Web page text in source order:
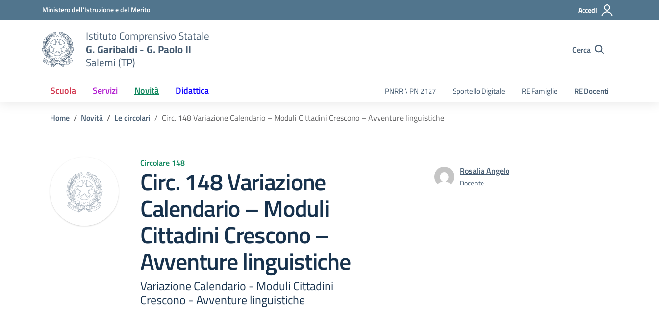
Vai ai contenuti
Vai al menu di navigazioneMinistero dell'Istruzione e del Merito Accedi
Istituto Comprensivo Statale
G. Garibaldi - G. Paolo II
Salemi (TP)
Cerca
Scuola Servizi Novità Didattica PNRR \ PN 2127 Sportello Digitale RE Famiglie RE Docenti
Home Novità Le circolari Circ. 148 Variazione Calendario – Moduli Cittadini Crescono – Avventure linguistiche
Circolare 148
Circ. 148 Variazione
Calendario – Moduli
Cittadini Crescono –
Avventure linguistiche
Variazione Calendario - Moduli Cittadini
Crescono - Avventure linguistiche
Rosalia Angelo
Docente